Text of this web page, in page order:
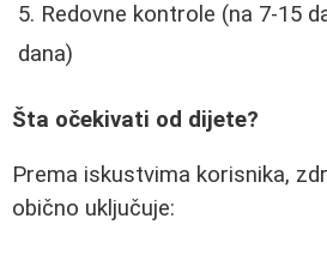
Redovne kontrole (na 7-15
dana)
Šta očekivati od dijete?
Prema iskustvima korisnika,
obično uključuje: